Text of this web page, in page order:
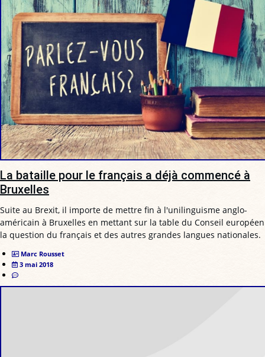
La bataille pour le français a déjà commencé à
Bruxelles
Suite au Brexit, il importe de mettre fin à l'unilinguisme anglo-
américain à Bruxelles en mettant sur la table du Conseil européen
la question du français et des autres grandes langues nationales.
Marc Rousset
3 mai 2018